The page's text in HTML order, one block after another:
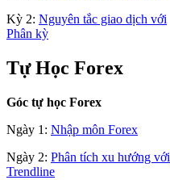
Kỳ 2: Nguyên tắc giao dịch với
Phân kỳ
Tự Học Forex
Góc tự học Forex
Ngày 1: Nhập môn Forex
Ngày 2: Phân tích xu hướng với
Trendline